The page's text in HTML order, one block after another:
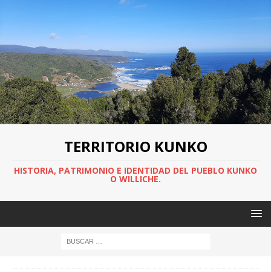
TERRITORIO KUNKO
HISTORIA, PATRIMONIO E IDENTIDAD DEL PUEBLO KUNKO
O WILLICHE.